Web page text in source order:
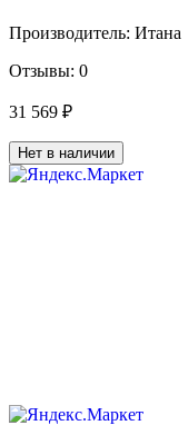
Производитель: Итана
Отзывы: 0
31 569 ₽
Нет в наличии